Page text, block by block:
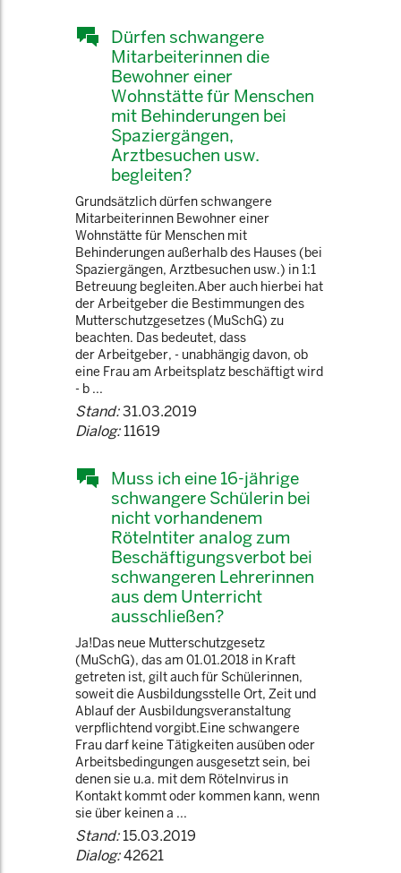
Dürfen schwangere
Mitarbeiterinnen die
Bewohner einer
Wohnstätte für Menschen
mit Behinderungen bei
Spaziergängen,
Arztbesuchen usw.
begleiten?
Grundsätzlich dürfen schwangere
Mitarbeiterinnen Bewohner einer
Wohnstätte für Menschen mit
Behinderungen außerhalb des Hauses (bei
Spaziergängen, Arztbesuchen usw.) in 1:1
Betreuung begleiten.Aber auch hierbei hat
der Arbeitgeber die Bestimmungen des
Mutterschutzgesetzes (MuSchG) zu
beachten. Das bedeutet, dass
der Arbeitgeber, - unabhängig davon, ob
eine Frau am Arbeitsplatz beschäftigt wird
- b ...
Stand:31.03.2019
Dialog:11619
Muss ich eine 16-jährige
schwangere Schülerin bei
nicht vorhandenem
Rötelntiter analog zum
Beschäftigungsverbot bei
schwangeren Lehrerinnen
aus dem Unterricht
ausschließen?
Ja!Das neue Mutterschutzgesetz
(MuSchG), das am 01.01.2018 in Kraft
getreten ist, gilt auch für Schülerinnen,
soweit die Ausbildungsstelle Ort, Zeit und
Ablauf der Ausbildungsveranstaltung
verpflichtend vorgibt.Eine schwangere
Frau darf keine Tätigkeiten ausüben oder
Arbeitsbedingungen ausgesetzt sein, bei
denen sie u.a. mit dem Rötelnvirus in
Kontakt kommt oder kommen kann, wenn
sie über keinen a ...
Stand:15.03.2019
Dialog:42621